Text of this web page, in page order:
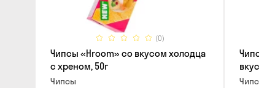
(0)
Чипсы «Hroom» со вкусом холодца
с хреном, 50г
Чипсы